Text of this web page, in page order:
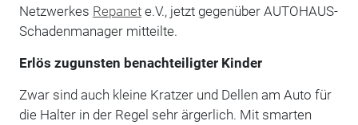
Netzwerkes Repanete.V., jetzt gegenüber AUTOHAUS-
Schadenmanager mitteilte.
Erlös zugunsten benachteiligter Kinder
Zwar sind auch kleine Kratzer und Dellen am Auto für
die Halter in der Regel sehr ärgerlich. Mit smarten